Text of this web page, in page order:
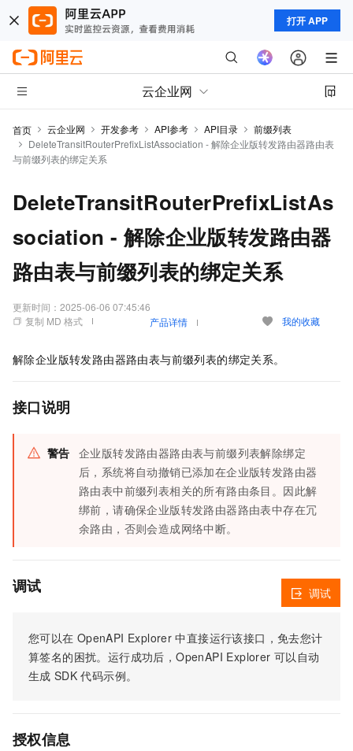
打开 APP
云企业网
首页 云企业网 开发参考 API参考 API目录
前缀列表
DeleteTransitRouterPrefixListAssociation - 解除企业版转发路由器路由表
与前缀列表的绑定关系
DeleteTransitRouterPrefixListAs
sociation - 解除企业版转发路由器
路由表与前缀列表的绑定关系
更新时间： 2025-06-06 07:45:46
复制 MD 格式
产品详情 我的收藏
解除企业版转发路由器路由表与前缀列表的绑定关系。
接口说明
警告 企业版转发路由器路由表与前缀列表解除绑定
后，系统将自动撤销已添加在企业版转发路由器
路由表中前缀列表相关的所有路由条目。因此解
绑前，请确保企业版转发路由器路由表中存在冗
余路由，否则会造成网络中断。
调试
您可以在 OpenAPI Explorer 中直接运行该接口，免去您计
算签名的困扰。运行成功后，OpenAPI Explorer 可以自动
生成 SDK 代码示例。
调试
授权信息